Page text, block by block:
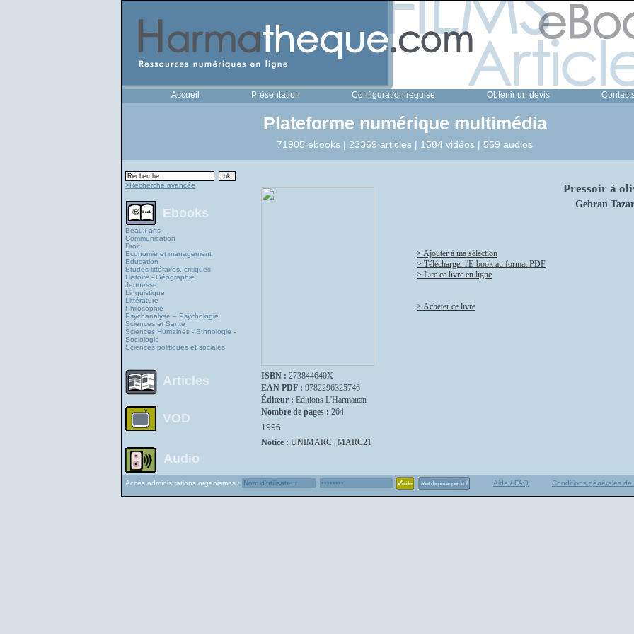
Accueil Présentation Configuration requise Obtenir un devis
Plateforme numérique multimédia
71905 ebooks | 23369 articles | 1584 vidéos | 559 audios
>Recherche avancée
Ebooks
Beaux-arts
Communication
Droit
Economie et management
Education
Études littéraires, critiques
Histoire - Géographie
Jeunesse
Linguistique
Littérature
Philosophie
Psychanalyse – Psychologie
Sciences et Santé
Sciences Humaines - Ethnologie -
Sociologie
Sciences politiques et sociales
Articles
VOD
Audio
ISBN : 273844640X
EAN PDF : 9782296325746
Éditeur : Editions L'Harmattan
Nombre de pages : 264
1996
Notice : UNIMARC MARC21
Pressoir à
Gebran
> Ajouter à ma sélection
> Télécharger l'E-book au format PDF
> Lire ce livre en ligne
> Acheter ce livre
Accès administrations organismes : Aide / FAQ Conditions générales de